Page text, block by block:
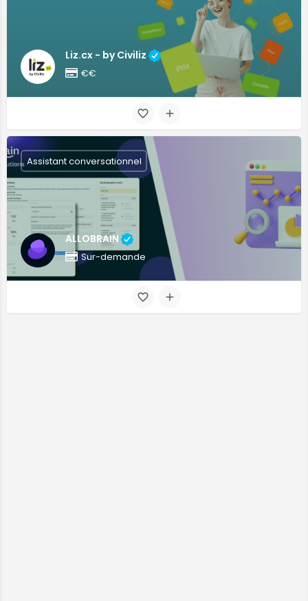
Liz.cx - by Civiliz
€€
ALLOBRAIN
Sur-demande
Assistant conversationnel